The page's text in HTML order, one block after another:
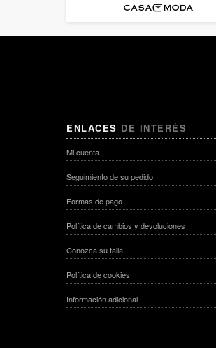
ENLACES DE INTERÉS
Mi cuenta
Seguimiento de su pedido
Formas de pago
Política de cambios y devoluciones
Conozca su talla
Política de cookies
Información adicional